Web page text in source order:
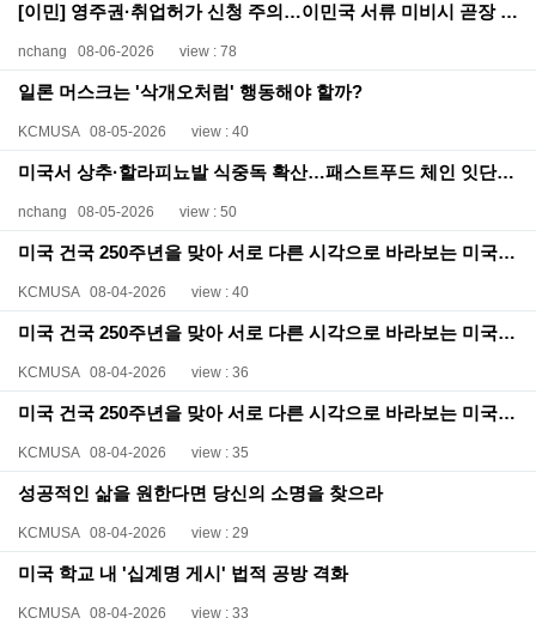
[이민] 영주권·취업허가 신청 주의…이민국 서류 미비시 곧장 기각
nchang 08-06-2026 view : 78
일론 머스크는 '삭개오처럼' 행동해야 할까?
KCMUSA 08-05-2026 view : 40
미국서 상추·할라피뇨발 식중독 확산…패스트푸드 체인 잇단 비상
nchang 08-05-2026 view : 50
미국 건국 250주년을 맞아 서로 다른 시각으로 바라보는 미국: 정치, 종교, 그리고 미국인의 정체성(6)
KCMUSA 08-04-2026 view : 40
미국 건국 250주년을 맞아 서로 다른 시각으로 바라보는 미국: 정치, 종교, 그리고 미국인의 정체성(5)
KCMUSA 08-04-2026 view : 36
미국 건국 250주년을 맞아 서로 다른 시각으로 바라보는 미국: 정치, 종교, 그리고 미국인의 정체성(4)
KCMUSA 08-04-2026 view : 35
성공적인 삶을 원한다면 당신의 소명을 찾으라
KCMUSA 08-04-2026 view : 29
미국 학교 내 '십계명 게시' 법적 공방 격화
KCMUSA 08-04-2026 view : 33